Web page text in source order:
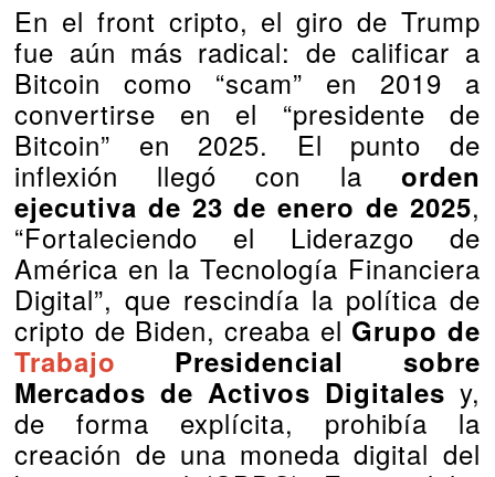
En el front cripto, el giro de Trump
fue aún más radical: de calificar a
Bitcoin como “scam” en 2019 a
convertirse en el “presidente de
Bitcoin” en 2025. El punto de
inflexión llegó con la orden
ejecutiva de 23 de enero de 2025,
“Fortaleciendo el Liderazgo de
América en la Tecnología Financiera
Digital”, que rescindía la política de
cripto de Biden, creaba el Grupo de
Trabajo Presidencial sobre
Mercados de Activos Digitales y,
de forma explícita, prohibía la
creación de una moneda digital del